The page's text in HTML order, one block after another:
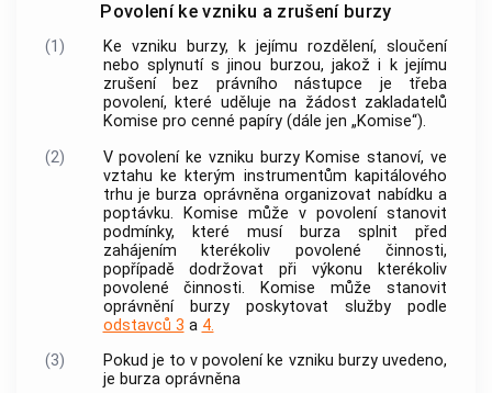
Povolení ke vzniku a zrušení burzy
(1)
Ke vzniku burzy, k jejímu rozdělení, sloučení
nebo splynutí s jinou burzou, jakož i k jejímu
zrušení bez právního nástupce je třeba
povolení, které uděluje na žádost zakladatelů
Komise pro cenné papíry(dále jen „Komise“).
(2)
V povolení ke vzniku burzy Komise stanoví, ve
vztahu ke kterým instrumentům kapitálového
trhu je burza oprávněna organizovat nabídku a
poptávku. Komise může v povolení stanovit
podmínky, které musí burza splnit před
zahájením kterékoliv povolené činnosti,
popřípadě dodržovat při výkonu kterékoliv
povolené činnosti. Komise může stanovit
oprávnění burzy poskytovat služby podle
odstavců 3 a 4.
(3)
Pokud je to v povolení ke vzniku burzy uvedeno,
je burza oprávněna